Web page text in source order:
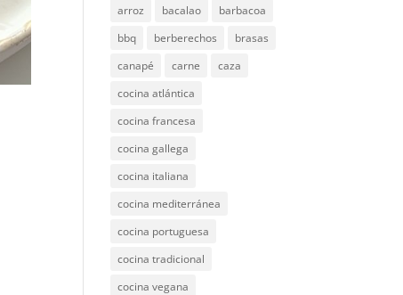
arroz
bacalao
barbacoa
bbq
berberechos
brasas
canapé
carne
caza
cocina atlántica
cocina francesa
cocina gallega
cocina italiana
cocina mediterránea
cocina portuguesa
cocina tradicional
cocina vegana